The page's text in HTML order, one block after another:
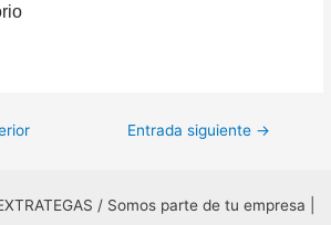
Entrada siguiente →
/ Somos parte de tu empresa |